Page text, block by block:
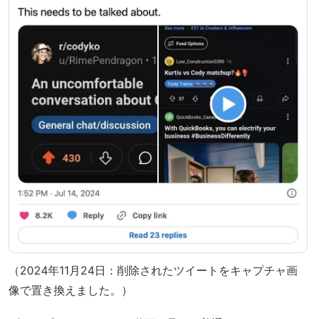
（2024年11月24日：削除されたツイートをキャプチャ画
像で置き換えました。）